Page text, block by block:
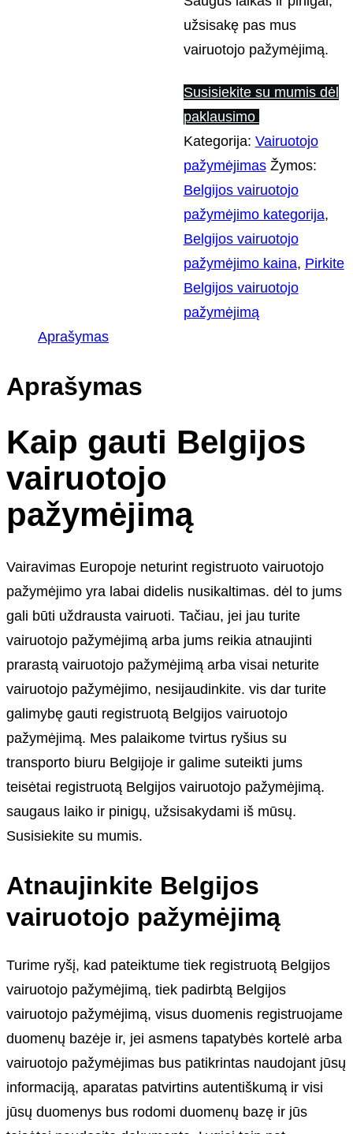
užsisakę pas mus
vairuotojo pažymėjimą.
Susisiekite su mumis dėl
paklausimo
Kategorija: Vairuotojo
pažymėjimas Žymos:
Belgijos vairuotojo
pažymėjimo kategorija,
Belgijos vairuotojo
pažymėjimo kaina, Pirkite
Belgijos vairuotojo
pažymėjimą
Aprašymas
Aprašymas
Kaip gauti Belgijos
vairuotojo
pažymėjimą
Vairavimas Europoje neturint registruoto vairuotojo
pažymėjimo yra labai didelis nusikaltimas. dėl to jums
gali būti uždrausta vairuoti. Tačiau, jei jau turite
vairuotojo pažymėjimą arba jums reikia atnaujinti
prarastą vairuotojo pažymėjimą arba visai neturite
vairuotojo pažymėjimo, nesijaudinkite. vis dar turite
galimybę gauti registruotą Belgijos vairuotojo
pažymėjimą. Mes palaikome tvirtus ryšius su
transporto biuru Belgijoje ir galime suteikti jums
teisėtai registruotą Belgijos vairuotojo pažymėjimą.
saugaus laiko ir pinigų, užsisakydami iš mūsų.
Susisiekite su mumis.
Atnaujinkite Belgijos
vairuotojo pažymėjimą
Turime ryšį, kad pateiktume tiek registruotą Belgijos
vairuotojo pažymėjimą, tiek padirbtą Belgijos
vairuotojo pažymėjimą, visus duomenis registruojame
duomenų bazėje ir, jei asmens tapatybės kortelė arba
vairuotojo pažymėjimas bus patikrintas naudojant jūsų
informaciją, aparatas patvirtins autentiškumą ir visi
jūsų duomenys bus rodomi duomenų bazę ir jūs